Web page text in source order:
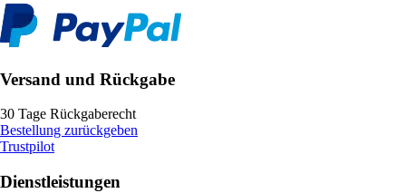
Versand und Rückgabe
30 Tage Rückgaberecht
Bestellung zurückgeben
Trustpilot
Dienstleistungen